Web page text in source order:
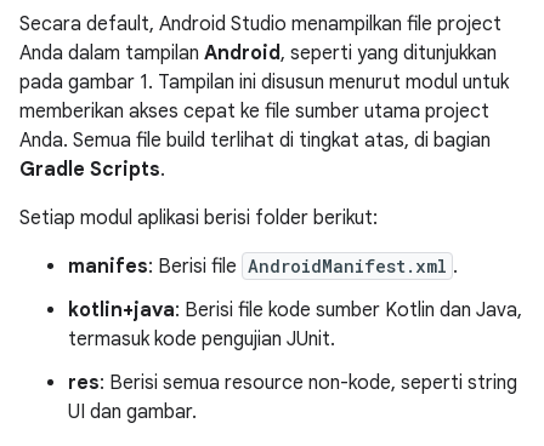
Secara default, Android Studio menampilkan file project
Anda dalam tampilan Android , seperti yang ditunjukkan
pada gambar 1. Tampilan ini disusun menurut modul untuk
memberikan akses cepat ke file sumber utama project
Anda. Semua file build terlihat di tingkat atas, di bagian
Gradle Scripts.
Setiap modul aplikasi berisi folder berikut:
manifes: Berisi file AndroidManifest.xml .
kotlin+java: Berisi file kode sumber Kotlin dan Java,
termasuk kode pengujian JUnit.
res: Berisi semua resource non-kode, seperti string
UI dan gambar.